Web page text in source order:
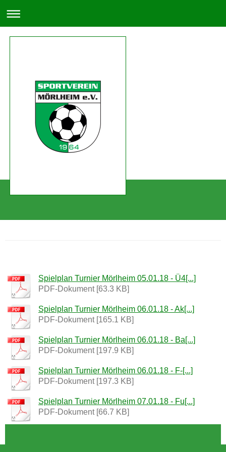
Spielplan Turnier Mörlheim 05.01.18 - Ü4[...]
PDF-Dokument [63.3 KB]
Spielplan Turnier Mörlheim 06.01.18 - Ak[...]
PDF-Dokument [165.1 KB]
Spielplan Turnier Mörlheim 06.01.18 - Ba[...]
PDF-Dokument [197.9 KB]
Spielplan Turnier Mörlheim 06.01.18 - F-[...]
PDF-Dokument [197.3 KB]
Spielplan Turnier Mörlheim 07.01.18 - Fu[...]
PDF-Dokument [66.7 KB]